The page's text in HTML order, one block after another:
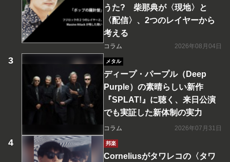
うた? 柴那典が〈現地〉と
〈配信〉、2つのレイヤーから
考える
コラム 2026年08月04日
メタル
ディープ・パープル（Deep
Purple）の素晴らしい新作
『SPLAT!』に聴く、来日公演
でも実証した新体制の実力
コラム 2026年07月31日
邦楽
Corneliusがタワレコの〈タワ